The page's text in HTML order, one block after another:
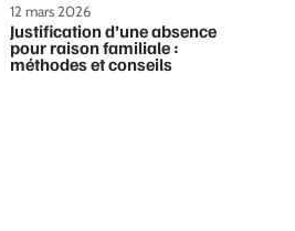
12 mars 2026
Justification d’une absence
pour raison familiale :
méthodes et conseils